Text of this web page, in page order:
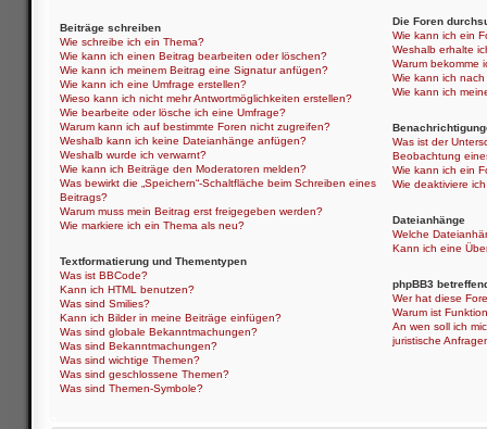
Beiträge schreiben
Wie schreibe ich ein Thema?
Wie kann ich einen Beitrag bearbeiten oder löschen?
Wie kann ich meinem Beitrag eine Signatur anfügen?
Wie kann ich eine Umfrage erstellen?
Wieso kann ich nicht mehr Antwortmöglichkeiten erstellen?
Wie bearbeite oder lösche ich eine Umfrage?
Warum kann ich auf bestimmte Foren nicht zugreifen?
Weshalb kann ich keine Dateianhänge anfügen?
Weshalb wurde ich verwarnt?
Wie kann ich Beiträge den Moderatoren melden?
Was bewirkt die „Speichern“-Schaltfläche beim Schreiben eines
Beitrags?
Warum muss mein Beitrag erst freigegeben werden?
Wie markiere ich ein Thema als neu?
Textformatierung und Thementypen
Was ist BBCode?
Kann ich HTML benutzen?
Was sind Smilies?
Kann ich Bilder in meine Beiträge einfügen?
Was sind globale Bekanntmachungen?
Was sind Bekanntmachungen?
Was sind wichtige Themen?
Was sind geschlossene Themen?
Was sind Themen-Symbole?
Die Foren
Wie kann ich ein
Weshalb erhalte
Warum bekomme
Wie kann ich
Wie kann ich
Was ist der
Beobachtung
Wie kann ich ein
Wie deaktiviere
Dateianhänge
Welche
Kann ich eine
phpBB3
Wer hat diese
Warum ist
An wen soll ich
juristische